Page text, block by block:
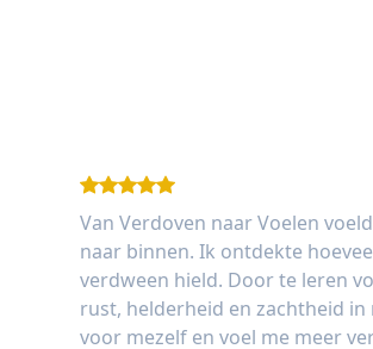
Van Verdoven naar Voelen
naar binnen. Ik ontdekte
verdween hield. Door te leren
rust, helderheid en zachtheid
voor mezelf en voel me meer